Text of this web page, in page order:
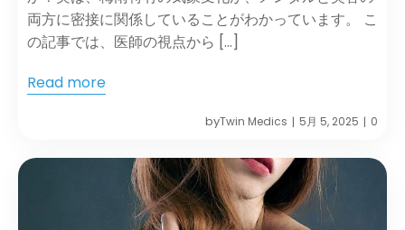
両方に密接に関係していることがわかっています。 こ
の記事では、医師の視点から […]
Read more
byTwin Medics | 5月 5, 2025 | 0